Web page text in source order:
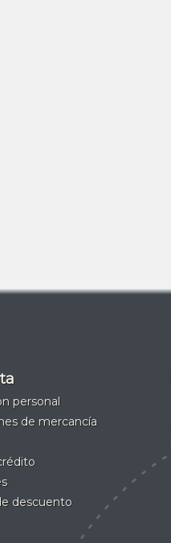
personal
de mercancía
descuento